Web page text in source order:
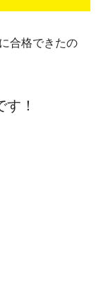
合格できたの
！